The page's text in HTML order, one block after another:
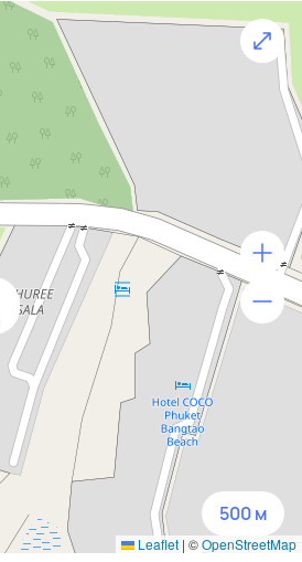
Leaflet | ©OpenStreetMap
500 м
500 м
1500 м
3 км
5 км